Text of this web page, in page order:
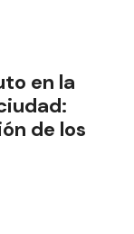
en la
de los